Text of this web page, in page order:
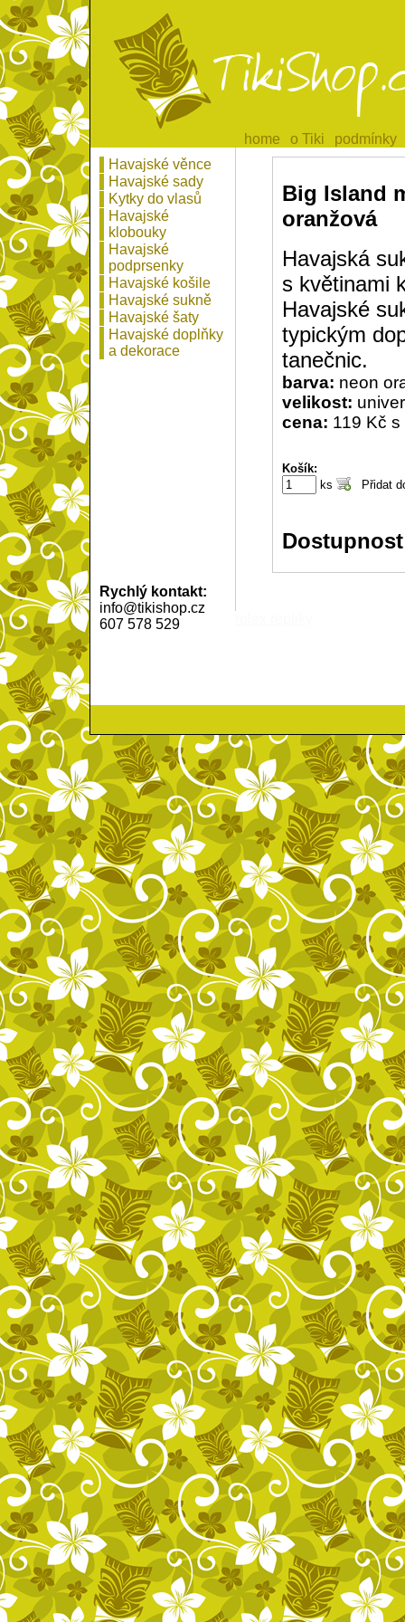
home
home o Tiki
o Tiki podmínky
podmínky
Big Island
oranžová
Havajská
s květinami
Havajské
typickým
tanečnic.
barva: neon
velikost:
cena: 119 Kč
Košík:
ks
Havajské věnce
Havajské sady
Kytky do vlasů
Havajské
klobouky
Havajské
podprsenky
Havajské košile
Havajské sukně
Havajské šaty
Havajské doplňky
a dekorace
Rychlý kontakt:
info@tikishop.cz
607 578 529